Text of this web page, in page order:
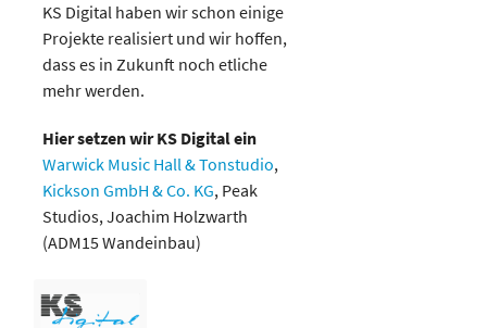
KS Digital haben wir schon einige
Projekte realisiert und wir hoffen,
dass es in Zukunft noch etliche
mehr werden.
Hier setzen wir KS Digital ein
Warwick Music Hall & Tonstudio,
Kickson GmbH & Co. KG, Peak
Studios, Joachim Holzwarth
(ADM15 Wandeinbau)